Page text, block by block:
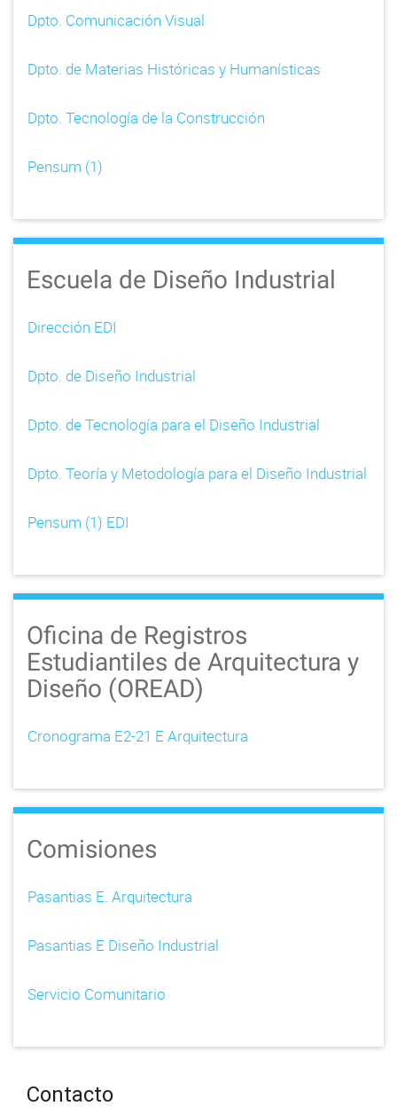
Dpto. Comunicación Visual
Dpto. de Materias Históricas y Humanísticas
Dpto. Tecnología de la Construcción
Pensum (1)
Escuela de Diseño Industrial
Dirección EDI
Dpto. de Diseño Industrial
Dpto. de Tecnología para el Diseño Industrial
Dpto. Teoría y Metodología para el Diseño Industrial
Pensum (1) EDI
Oficina de Registros
Estudiantiles de Arquitectura y
Diseño (OREAD)
Cronograma E2-21 E Arquitectura
Comisiones
Pasantias E. Arquitectura
Pasantias E Diseño Industrial
Servicio Comunitario
Contacto